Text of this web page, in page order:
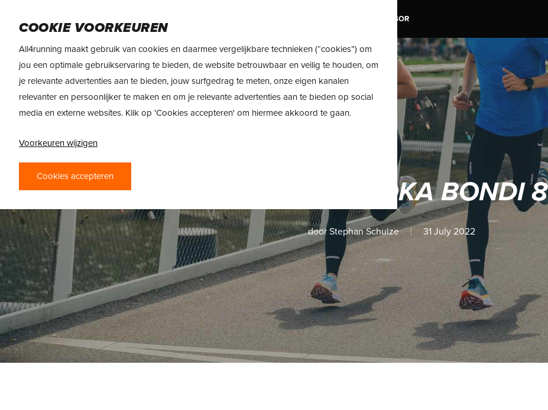
SHOE ADVISOR
REVIEW: HOKA BONDI 8
door Stephan Schulze 31 July 2022
COOKIE VOORKEUREN
All4running maakt gebruik van cookies en daarmee vergelijkbare technieken (“cookies”) om
jou een optimale gebruikservaring te bieden, de website betrouwbaar en veilig te houden, om
je relevante advertenties aan te bieden, jouw surfgedrag te meten, onze eigen kanalen
relevanter en persoonlijker te maken en om je relevante advertenties aan te bieden op social
media en externe websites. Klik op 'Cookies accepteren' om hiermee akkoord te gaan.
Voorkeuren wijzigen
Cookies accepteren